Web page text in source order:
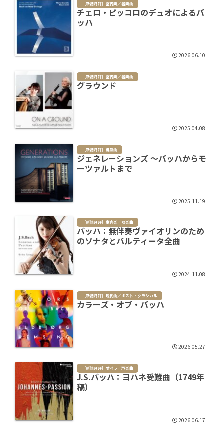
［新譜月評］室内楽／器楽曲
チェロ・ピッコロのデュオによるバ
ッハ
2026.06.10
［新譜月評］室内楽／器楽曲
グラウンド
2025.04.08
［新譜月評］鍵盤曲
ジェネレーションズ ～バッハからモ
ーツァルトまで
2025.11.19
［新譜月評］室内楽／器楽曲
バッハ：無伴奏ヴァイオリンのため
のソナタとパルティータ全曲
2024.11.08
［新譜月評］現代曲／ポスト・クラシカル
カラーズ・オブ・バッハ
2026.05.27
［新譜月評］オペラ／声楽曲
J.S.バッハ：ヨハネ受難曲（1749年
稿）
2026.06.17